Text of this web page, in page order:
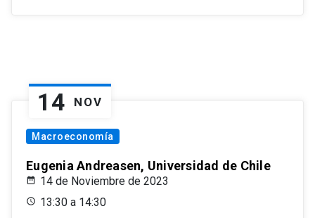
14 NOV
Macroeconomía
Eugenia Andreasen, Universidad de Chile
14 de Noviembre de 2023
13:30 a 14:30